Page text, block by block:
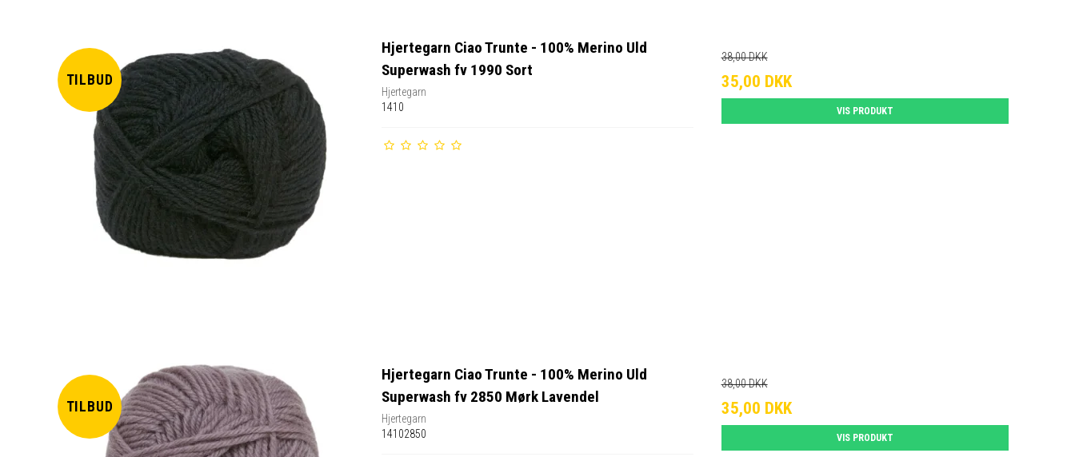
TILBUD
Hjertegarn Ciao Trunte - 100% Merino Uld
Superwash fv 1990 Sort
Hjertegarn
1410
38,00 DKK
35,00 DKK
VIS PRODUKT
TILBUD
Hjertegarn Ciao Trunte - 100% Merino Uld
Superwash fv 2850 Mørk Lavendel
Hjertegarn
14102850
38,00 DKK
35,00 DKK
VIS PRODUKT